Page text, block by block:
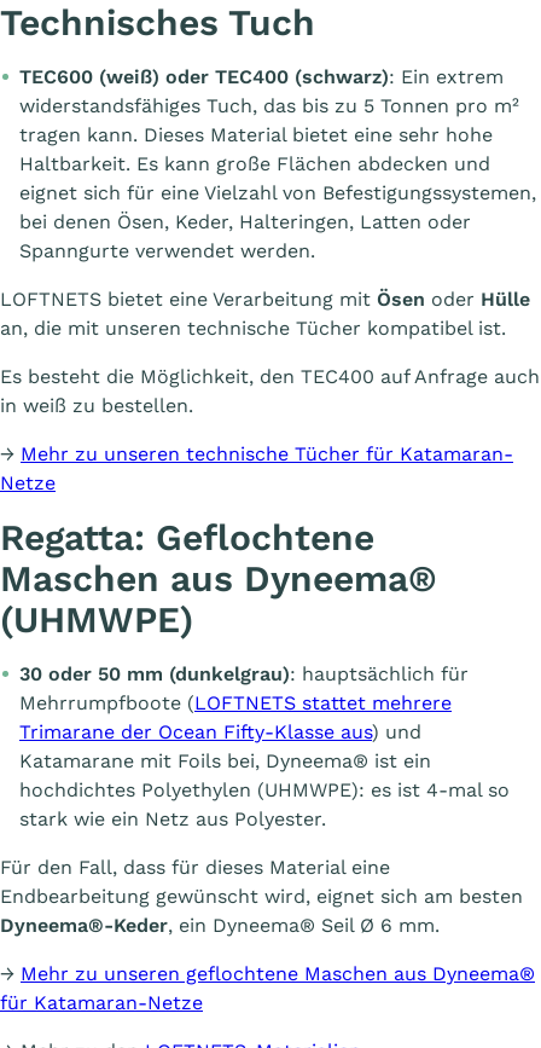
Technisches Tuch
TEC600 (weiß) oder TEC400 (schwarz): Ein extrem
widerstandsfähiges Tuch, das bis zu 5 Tonnen pro m²
tragen kann. Dieses Material bietet eine sehr hohe
Haltbarkeit. Es kann große Flächen abdecken und
eignet sich für eine Vielzahl von Befestigungssystemen,
bei denen Ösen, Keder, Halteringen, Latten oder
Spanngurte verwendet werden.
LOFTNETS bietet eine Verarbeitung mit Ösen oder Hülle
an, die mit unseren technische Tücher kompatibel ist.
Es besteht die Möglichkeit, den TEC400 auf Anfrage auch
in weiß zu bestellen.
→ Mehr zu unseren technische Tücher für Katamaran-
Netze
Regatta: Geflochtene
Maschen aus Dyneema®
(UHMWPE)
30 oder 50 mm (dunkelgrau): hauptsächlich für
Mehrrumpfboote (LOFTNETS stattet mehrere
Trimarane der Ocean Fifty-Klasse aus) und
Katamarane mit Foils bei, Dyneema® ist ein
hochdichtes Polyethylen (UHMWPE): es ist 4-mal so
stark wie ein Netz aus Polyester.
Für den Fall, dass für dieses Material eine
Endbearbeitung gewünscht wird, eignet sich am besten
Dyneema®-Keder, ein Dyneema® Seil Ø 6 mm.
→ Mehr zu unseren geflochtene Maschen aus Dyneema®
für Katamaran-Netze